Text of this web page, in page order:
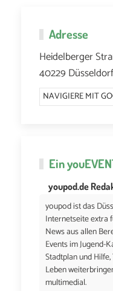
Adresse
Heidelberger
40229 Düsseldorf
NAVIGIERE MIT
Ein
youpod.de
youpod ist das
Internetseite extra
News aus allen
Events im Jugend-
Stadtplan und
Leben
multimedial.